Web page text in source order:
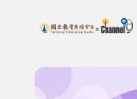
上方功能區塊
搜尋關鍵字：可輸